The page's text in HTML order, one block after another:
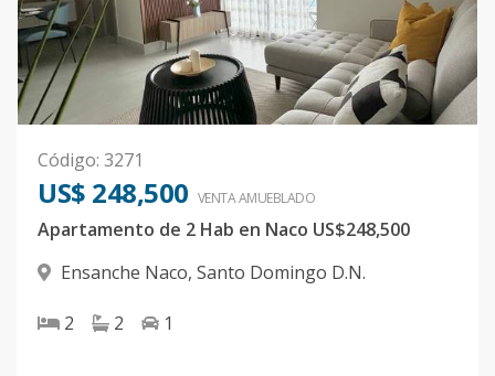
Código: 3271
US$ 248,500 VENTA AMUEBLADO
Apartamento de 2 Hab en Naco US$248,500
Ensanche Naco, Santo Domingo D.N.
2 2 1